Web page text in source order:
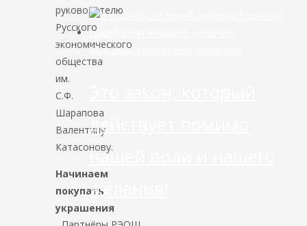
руководителю
Русского
экономического
общества
им.
С.Ф.
Шарапова
Валентину
Катасонову.
Начинаем
покупать
украшения
Мировая финансовая олигархия
действует помимо
нашей воли и нашего
желания!